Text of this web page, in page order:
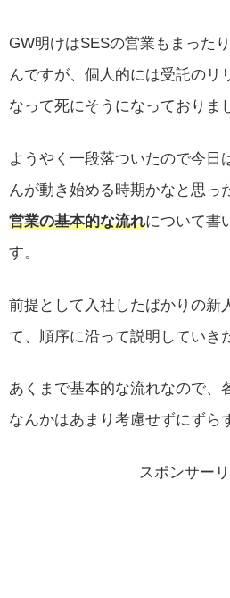
GW明けはSESの営業もまった
んですが、個人的には受託のリ
なって死にそうになっておりま
ようやく一段落ついたので今日
んが動き始める時期かなと思っ
営業の基本的な流れについて書
す。
前提として入社したばかりの新
て、順序に沿って説明していき
あくまで基本的な流れなので、
なんかはあまり考慮せずにずら
スポンサー